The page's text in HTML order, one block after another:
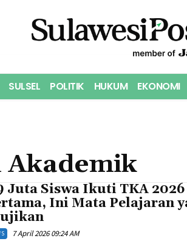
SULSEL POLITIK HUKUM EKONOMI
Akademik
Juta Siswa Ikuti TKA
Ini Mata Pelajaran
7 April 2026 09:24 AM